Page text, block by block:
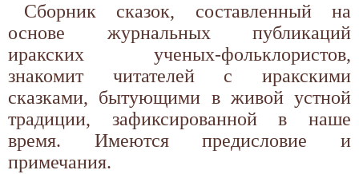
Сборник сказок, составленный на
основе журнальных публикаций
иракских ученых-фольклористов,
знакомит читателей с иракскими
сказками, бытующими в живой устной
традиции, зафиксированной в наше
время. Имеются предисловие и
примечания.